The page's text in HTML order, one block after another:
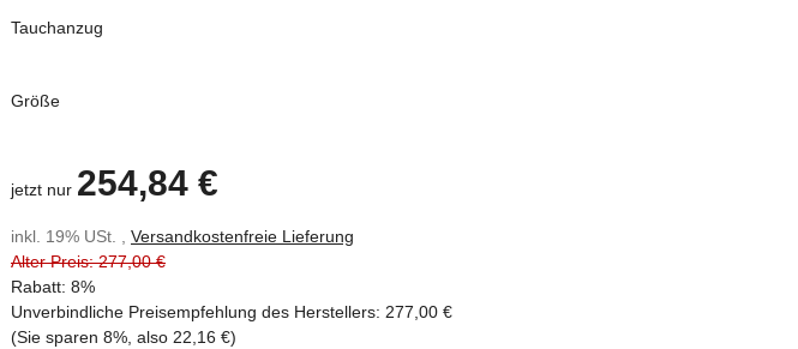
Tauchanzug
Größe
jetzt nur 254,84 €
inkl. 19% USt. , Versandkostenfreie Lieferung
Alter Preis: 277,00 €
Rabatt: 8%
Unverbindliche Preisempfehlung des Herstellers: 277,00 €
(Sie sparen 8%, also 22,16 €)